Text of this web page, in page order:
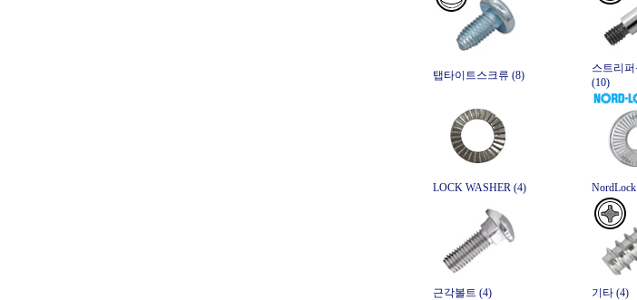
탭타이트스크류 (8)
스트리
(10)
LOCK WASHER (4) NordLock
근각볼트 (4) 기타 (4)